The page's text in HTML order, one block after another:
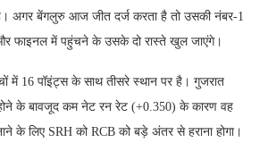
अगर बेंगलुरु आज जीत दर्ज करता है तो उसकी नंबर-1
और फाइनल में पहुंचने के उसके दो रास्ते खुल जाएंगे।
में 16 पॉइंट्स के साथ तीसरे स्थान पर है। गुजरात
के बावजूद कम नेट रन रेट (+0.350) के कारण वह
के लिए SRH को RCB को बड़े अंतर से हराना होगा।